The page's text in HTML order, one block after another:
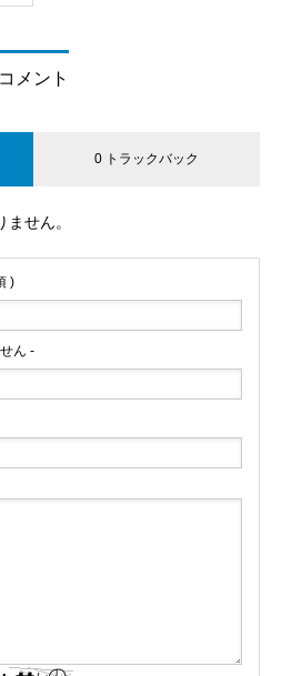
変性症の症状に対して、オステ
ース・リーの言葉から感じた心
に【祝詞から学ぶ】
を知る』
んの「カレーライスを一から作
コメント
0 トラックバック
せん。
)
ん -